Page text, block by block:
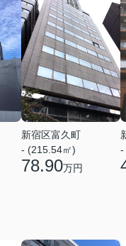
新宿区富久町
- (215.54㎡)
78.90万円
-